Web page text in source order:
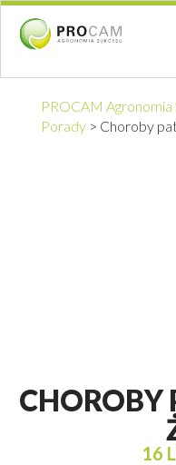
PROCAM Agronomia
Porady > Choroby
CHOROBY
16